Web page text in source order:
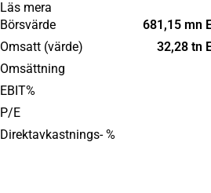
med privatkunder som främsta
kundbas. En stor del av tjänsterna
via bankens digitala tjänster.
Ålandsbanken startade ursprungligen
sin verksamhet under 1919 och har
huvudkontor i Mariehamn.
Läs mera
Börsvärde
681,15 mn
Omsatt (värde)
32,28 tn
Omsättning
EBIT%
P/E
Direktavkastnings- %